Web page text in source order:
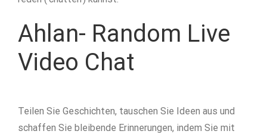
Ahlan- Random Live
Video Chat
Teilen Sie Geschichten, tauschen Sie Ideen aus und
schaffen Sie bleibende Erinnerungen, indem Sie mit